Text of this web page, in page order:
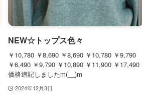
NEW☆トップス色々
￥10,780 ￥8,690 ￥8,690 ￥10,780 ￥9,790
￥6,490 ￥9,790 ￥10,890 ￥11,900 ￥17,490
価格追記しましたm(__)m
2024年12月3日